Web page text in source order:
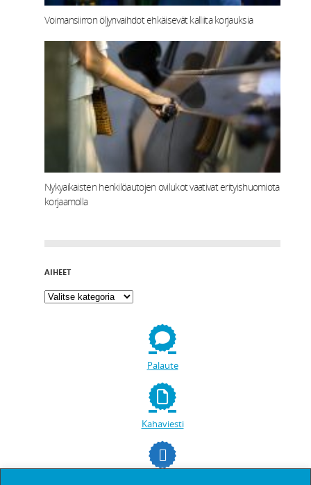
Voimansiirron öljynvaihdot ehkäisevät kalliita korjauksia
Nykyaikaisten henkilöautojen ovilukot vaativat erityishuomiota
korjaamolla
AIHEET
Palaute
Kahaviesti